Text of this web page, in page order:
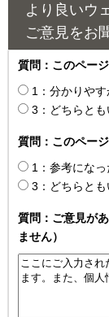
より良いウ
ご意見をお
質問：このペー
1：分かりやす
3：どちらと
質問：このペー
1：参考になっ
3：どちらと
質問：ご意見が
ません）